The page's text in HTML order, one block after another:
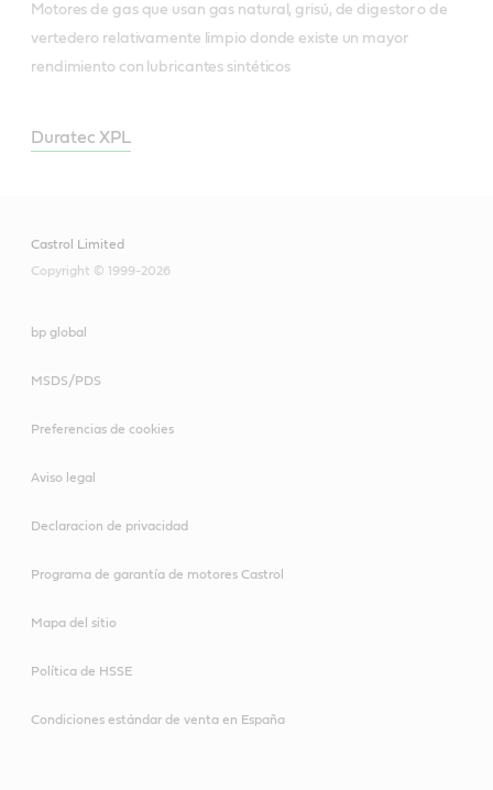
Motores de gas que usan gas natural, grisú, de digestor o de
vertedero relativamente limpio donde existe un mayor
rendimiento con lubricantes sintéticos
Duratec XPL
Castrol Limited
Copyright © 1999-2026
bp global
MSDS/PDS
Preferencias de cookies
Aviso legal
Declaracion de privacidad
Programa de garantía de motores Castrol
Mapa del sitio
Política de HSSE
Condiciones estándar de venta en España